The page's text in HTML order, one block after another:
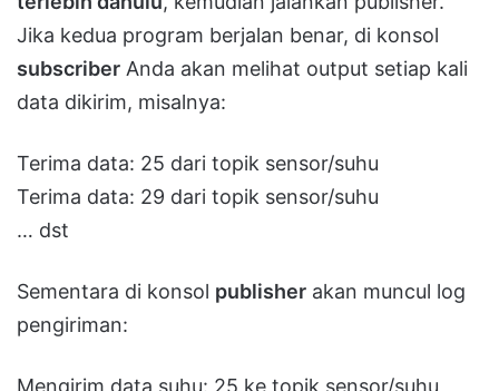
Jika kedua program berjalan benar, di konsol
subscriber Anda akan melihat output setiap kali
data dikirim, misalnya:
Terima data: 25 dari topik sensor/suhu
Terima data: 29 dari topik sensor/suhu
… dst
Sementara di konsol publisher akan muncul log
pengiriman:
Mengirim data suhu: 25 ke topik sensor/suhu